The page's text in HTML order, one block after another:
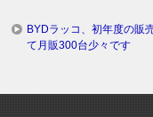
BYDラッコ、初年度の
て月販300台少々です